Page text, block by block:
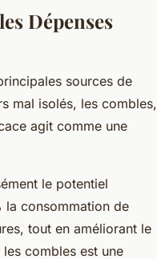
Dépenses
sources de
mal isolés, les combles,
agit comme une
le potentiel
la consommation de
tout en améliorant le
combles est une